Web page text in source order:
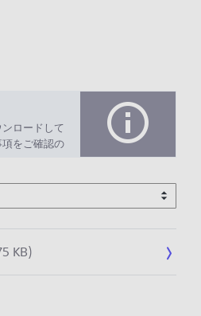
ロードして
をご確認の
KB)公